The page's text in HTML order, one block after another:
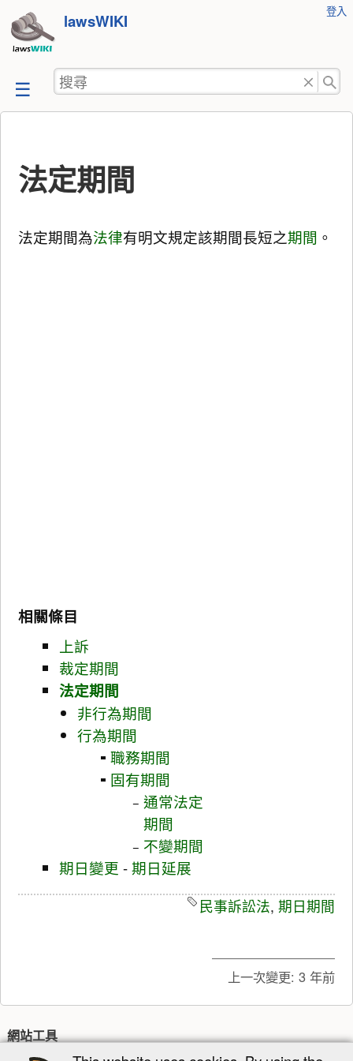
跳
至
容
lawsWIKI
工
登入
搜
尋
法定期間
法定期間為法律有明文規定該期間長短之期間 。
相關條目
上訴
裁定期間
法定期間
非行為期間
行為期間
職務期間
固有期間
通常法定
期間
不變期間
期日變更 -期日延展
民事訴訟法, 期日期間
上一次變更: 3 年前
網站工具